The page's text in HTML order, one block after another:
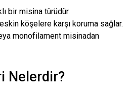
bir misina türüdür.
köşelere karşı koruma sağlar.
monofilament misinadan
Nelerdir?